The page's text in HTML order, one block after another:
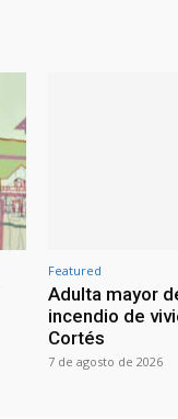
Featured
Adulta mayor
incendio de
Cortés
7 de agosto de 2026